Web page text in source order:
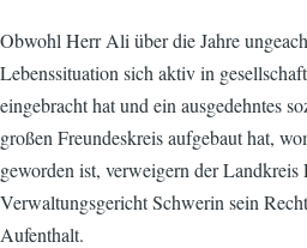
Obwohl Herr Ali über die Jahre
Lebenssituation sich aktiv in
eingebracht hat und ein ausgedehntes
großen Freundeskreis aufgebaut hat,
geworden ist, verweigern der Landkreis
Verwaltungsgericht Schwerin sein
Aufenthalt.